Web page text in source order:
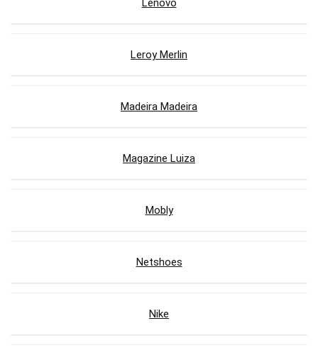
Lenovo
Leroy Merlin
Madeira Madeira
Magazine Luiza
Mobly
Netshoes
Nike